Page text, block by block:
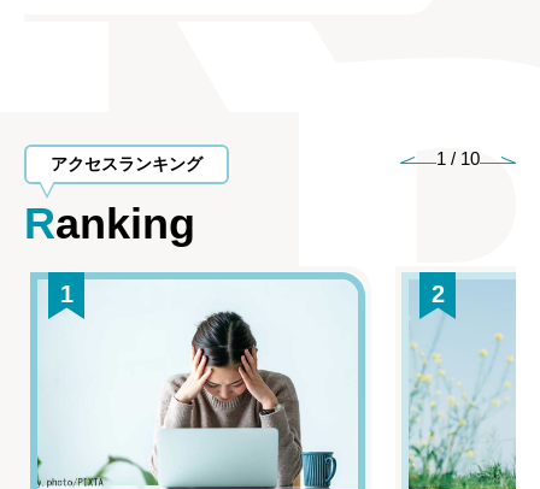
アクセスランキング
Ranking
1 / 10
1 2